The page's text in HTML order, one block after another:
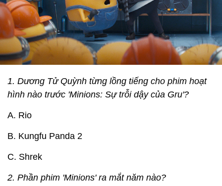
1. Dương Tử Quỳnh từng lồng tiếng cho phim hoạt
hình nào trước 'Minions: Sự trỗi dậy của Gru'?
A. Rio
B. Kungfu Panda 2
C. Shrek
2. Phần phim 'Minions' ra mắt năm nào?